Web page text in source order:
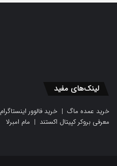
لینک‌های مفید
خرید عمده ماگ | خرید فالوور اینستاگرام
معرفی بروکر کپیتال اکستند | مام امبرلا